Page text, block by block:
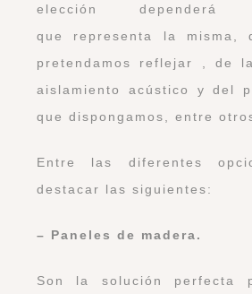
elección
que representa la misma,
pretendamos reflejar , de
aislamiento acústico y del
que dispongamos, entre
Entre las diferentes
destacar las siguientes:
– Paneles de madera.
Son la solución perfecta